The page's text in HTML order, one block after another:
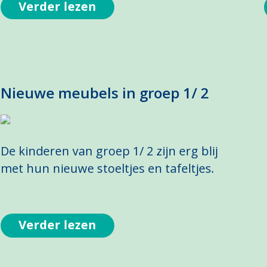
Verder lezen
Nieuwe meubels in groep 1/ 2
De kinderen van groep 1/ 2 zijn erg blij
met hun nieuwe stoeltjes en tafeltjes.
Verder lezen